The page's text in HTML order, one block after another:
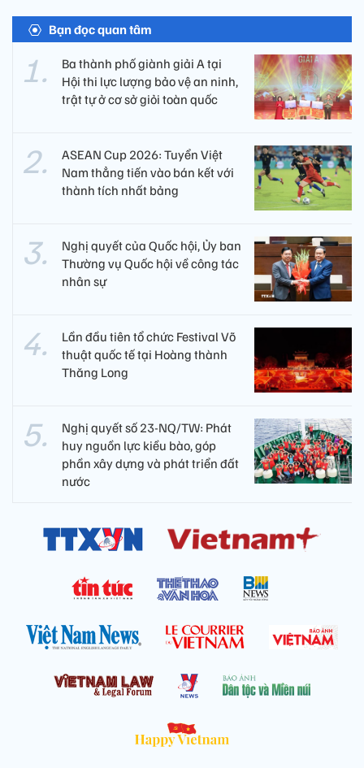
Bạn đọc quan tâm
Ba thành phố giành giải A tại
Hội thi lực lượng bảo vệ an ninh,
trật tự ở cơ sở giỏi toàn quốc
ASEAN Cup 2026: Tuyển Việt
Nam thẳng tiến vào bán kết với
thành tích nhất bảng
Nghị quyết của Quốc hội, Ủy ban
Thường vụ Quốc hội về công tác
nhân sự
Lần đầu tiên tổ chức Festival Võ
thuật quốc tế tại Hoàng thành
Thăng Long
Nghị quyết số 23-NQ/TW: Phát
huy nguồn lực kiều bào, góp
phần xây dựng và phát triển đất
nước